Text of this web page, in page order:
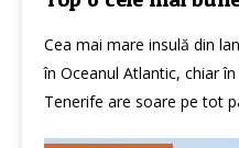
Cea mai mare insulă din
în Oceanul Atlantic, chiar
Tenerife are soare pe tot